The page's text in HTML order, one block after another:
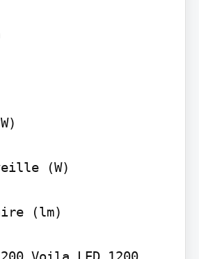
(W)
(lm)